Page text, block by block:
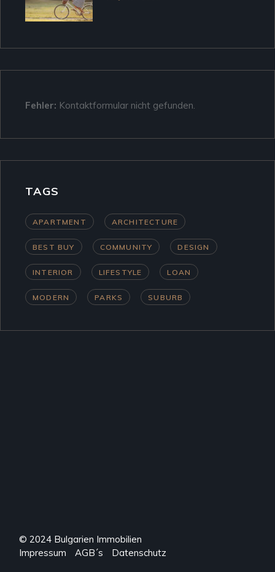
Fehler: Kontaktformular nicht gefunden.
TAGS
APARTMENT ARCHITECTURE
BEST BUY COMMUNITY DESIGN
INTERIOR LIFESTYLE LOAN
MODERN PARKS SUBURB
© 2024 Bulgarien Immobilien
Impressum AGB´s Datenschutz